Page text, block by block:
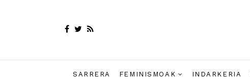
SARRERA FEMINISMOAK INDARKERIA